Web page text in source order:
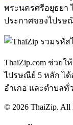
พระนครศรีอยุธยา
ประกาศของไปรษ
ThaiZip.com ช่วย
ไปรษณีย์ 5 หลัก ได้
อำเภอ และตำบลทั่
© 2026 ThaiZip. All